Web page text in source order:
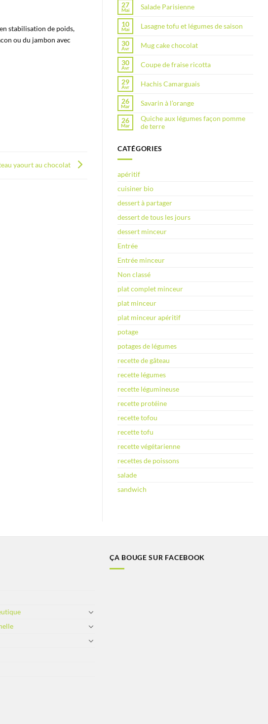
stabilisation de poids,
ou du jambon avec
yaourt au chocolat
27
Mai Salade Parisienne
10
Mai Lasagne tofu et légumes de saison
30
Avr Mug cake chocolat
30
Avr Coupe de fraise ricotta
29
Avr Hachis Camarguais
26
Mar Savarin à l’orange
26
Mar
Quiche aux légumes façon pomme
de terre
CATÉGORIES
apéritif
cuisiner bio
dessert à partager
dessert de tous les jours
dessert minceur
Entrée
Entrée minceur
Non classé
plat complet minceur
plat minceur
plat minceur apéritif
potage
potages de légumes
recette de gâteau
recette légumes
recette légumineuse
recette protéine
recette tofou
recette tofu
recette végétarienne
recettes de poissons
salade
sandwich
ÇA BOUGE SUR FACEBOOK